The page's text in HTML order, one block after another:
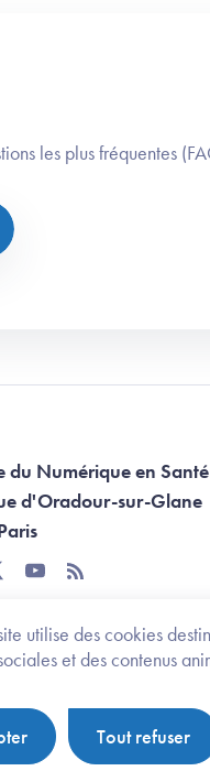
utilise des cookies
et des contenus
Tout refuser
les plus fréquentes
du Numérique en Santé
d'Oradour-sur-Glane
youtube
rss
et des personnes
Politique de gestion